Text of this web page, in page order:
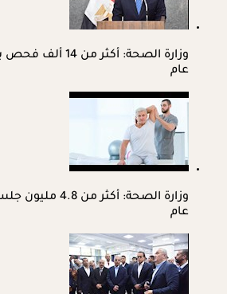
وزارة الصحة: أكثر
عام
وزارة الصحة:
عام